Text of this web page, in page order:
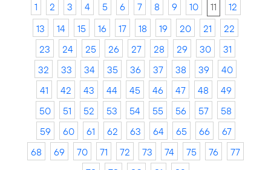
1 2 3 4 5 6 7 8 9 10 11
12
13
14 15 16 17 18 19 20 21
22
23
24 25 26 27 28 29 30
31
32
33 34 35 36 37 38 39
40
41
42 43 44 45 46 47 48
49
50
51 52 53 54 55 56 57
58
59
60 61 62 63 64 65 66
67
68
69 70 71 72 73 74 75 76
77